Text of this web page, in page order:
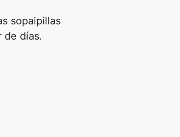
sopaipillas
de días.